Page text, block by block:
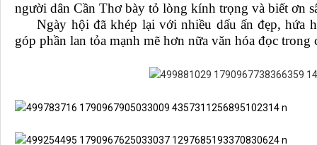
người dân Cần Thơ bày tỏ lòng kính trọng và biết ơn
Ngày hội đã khép lại với nhiều dấu ấn đẹp, hứa
góp phần lan tỏa mạnh mẽ hơn nữa văn hóa đọc trong